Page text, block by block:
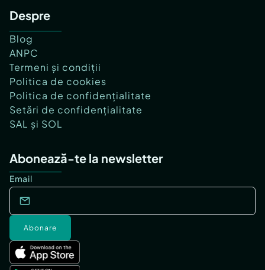
Despre
Blog
ANPC
Termeni și condiții
Politica de cookies
Politica de confidențialitate
Setări de confidențialitate
SAL și SOL
Abonează-te la newsletter
Email
Abonare